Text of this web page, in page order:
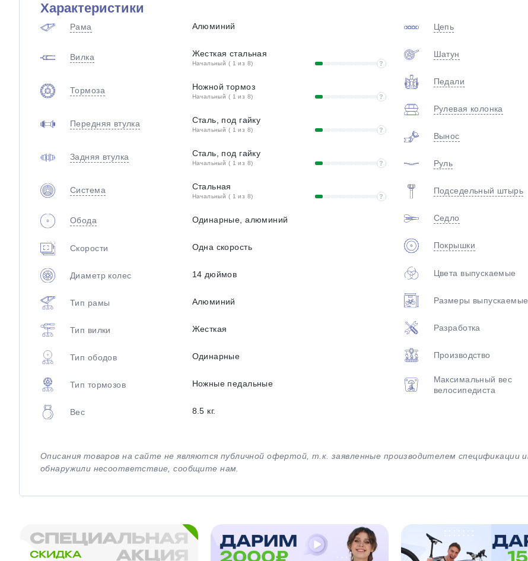
Характеристики
Рама Алюминий
Вилка Жесткая стальная
Начальный ( 1 из 8) ?
Тормоза Ножной тормоз
Начальный ( 1 из 8) ?
Передняя втулка Сталь, под гайку
Начальный ( 1 из 8) ?
Задняя втулка Сталь, под гайку
Начальный ( 1 из 8) ?
Система Стальная
Начальный ( 1 из 8) ?
Обода Одинарные, алюминий
Скорости Одна скорость
Диаметр колес 14 дюймов
Тип рамы Алюминий
Тип вилки Жесткая
Тип ободов Одинарные
Тип тормозов Ножные педальные
Вес 8.5 кг.
Цепь
Шатун
Педали
Рулевая колонка
Вынос
Руль
Подседельный штырь
Седло
Покрышки
Цвета выпускаемые
Размеры выпускаемые
Разработка
Производство
Максимальный вес
велосипедиста
Описания товаров на сайте не являются публичной офертой, т.к. заявленные производителем
обнаружили несоответствие, сообщите нам.
plait.ru